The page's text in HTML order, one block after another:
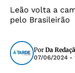
Leão volta a
pelo Brasileirão
Por Da
07/06/2024 -